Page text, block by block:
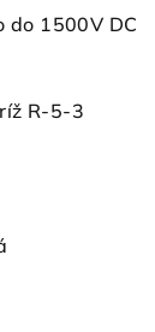
do 1500V DC
R-5-3